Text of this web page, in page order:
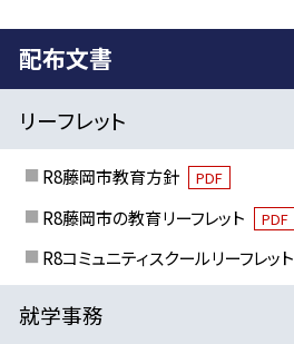
配布文書
リーフレット
R8藤岡市教育方針 PDF
R8藤岡市の教育リーフレット PDF
R8コミュニティスクールリーフレット
就学事務